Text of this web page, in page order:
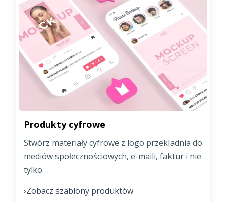
Produkty cyfrowe
Stwórz materiały cyfrowe z logo przekladnia do
mediów społecznościowych, e-maili, faktur i nie
tylko.
›Zobacz szablony produktów